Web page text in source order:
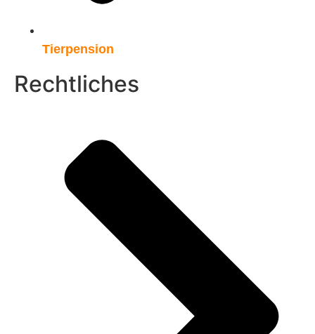
Tierpension
Rechtliches